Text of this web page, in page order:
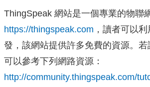
ThingSpeak 網站是一個專業的物聯
https://thingspeak.com ，讀者可以
發，該網站提供許多免費的資源。若
可以參考下列網路資源：
http://community.thingspeak.com/